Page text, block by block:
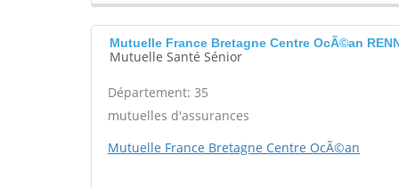
Mutuelle France Bretagne Centre OcÃ©an
Mutuelle Santé Sénior
Département: 35
mutuelles d'assurances
Mutuelle France Bretagne Centre OcÃ©an